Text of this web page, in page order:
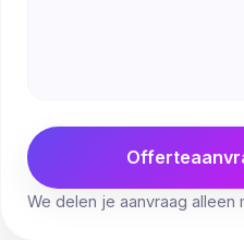
We delen je aanvraag